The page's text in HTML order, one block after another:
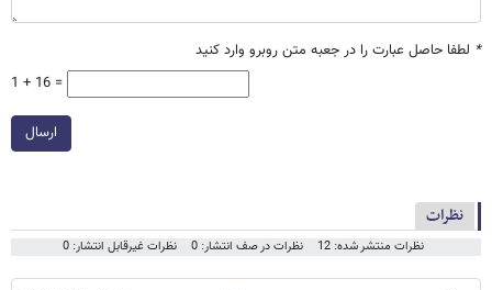
* لطفا حاصل عبارت را در جعبه متن روبرو وارد کنید
1 + 16 =
ارسال
نظرات
نظرات منتشر شده: 12 نظرات در صف انتشار: 0 نظرات غیرقابل انتشار: 0